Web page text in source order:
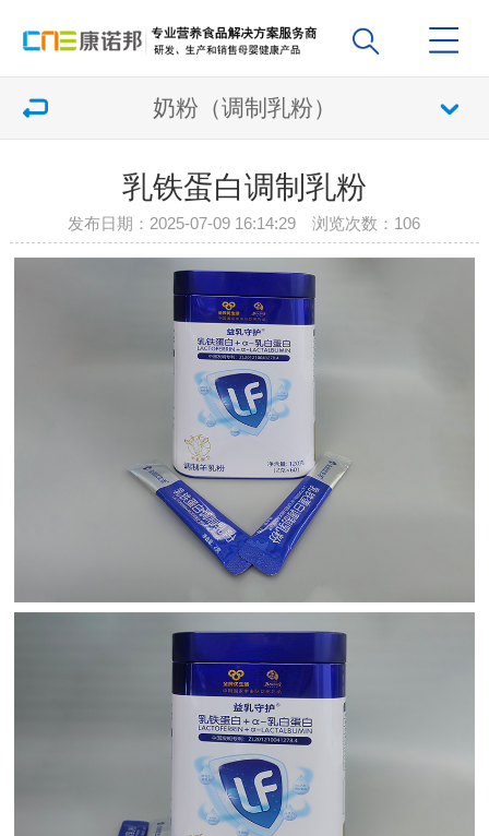
奶粉（调制乳粉）
乳铁蛋白调制乳粉
发布日期：2025-07-09 16:14:29 浏览次数： 106